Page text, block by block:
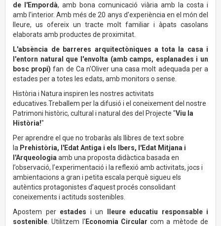
de l'Empordà, amb bona comunicació viària amb la costa i
amb l'interior. Amb més de 20 anys d'experiència en el món del
lleure, us ofereix un tracte molt familiar i àpats casolans
elaborats amb productes de proximitat.
L'absència de barreres arquitectòniques a tota la casa i
l'entorn natural que l'envolta (amb camps, esplanades i un
bosc propi) fan de Ca n'Oliver una casa molt adequada per a
estades per a totes les edats, amb monitors o sense.
Història i Natura inspiren les nostres activitats
educatives.Treballem per la difusió i el coneixement del nostre
Patrimoni històric, cultural i natural des del Projecte "Viu la
Història!"
Per aprendre el que no trobaràs als llibres de text sobre
la Prehistòria, l'Edat Antiga i els Ibers, l'Edat Mitjana i
l'Arqueologia amb una proposta didàctica basada en
l’observació, l’experimentació i la reflexió amb activitats, jocs i
ambientacions a gran i petita escala perquè sigueu els
autèntics protagonistes d’aquest procés consolidant
coneixements i actituds sostenibles.
Apostem per estades i un lleure educatiu responsable i
sostenible . Utilitzem l'Economia Circular com a mètode de